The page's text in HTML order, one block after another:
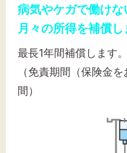
文
標準
病気やケガで働けな
月々の所得を補償し
最長1年間補償します。
（免責期間（保険金
間）